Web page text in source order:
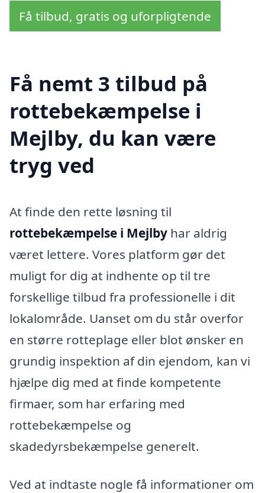
Få tilbud, gratis og uforpligtende
Få nemt 3 tilbud på
rottebekæmpelse i
Mejlby, du kan være
tryg ved
At finde den rette løsning til
rottebekæmpelse i Mejlby har aldrig
været lettere. Vores platform gør det
muligt for dig at indhente op til tre
forskellige tilbud fra professionelle i dit
lokalområde. Uanset om du står overfor
en større rotteplage eller blot ønsker en
grundig inspektion af din ejendom, kan vi
hjælpe dig med at finde kompetente
firmaer, som har erfaring med
rottebekæmpelse og
skadedyrsbekæmpelse generelt.
Ved at indtaste nogle få informationer om